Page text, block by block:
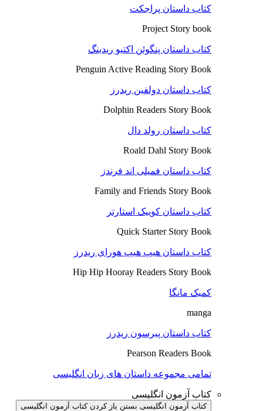
کتاب داستان پراجکت
Project Story book
کتاب داستان پنگوئن اکتیو ریدینگ
Penguin Active Reading Story Book
کتاب داستان دولفین ریدرز
Dolphin Readers Story Book
کتاب داستان رولد دال
Roald Dahl Story Book
کتاب داستان فمیلی اند فرندز
Family and Friends Story Book
کتاب داستان کوییک استارتر
Quick Starter Story Book
کتاب داستان هیپ هیپ هورای ریدرز
Hip Hip Hooray Readers Story Book
کمیک مانگا
manga
کتاب داستان پیرسون ریدرز
Pearson Readers Book
تمامی مجموعه داستان های زبان انگلیسی
کتاب آزمون انگلیسی
کتاب آزمون انگلیسی بستن باز کردن کتاب آزمون انگلیسی